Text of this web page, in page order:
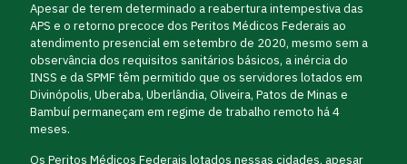
Apesar de terem determinado a reabertura intempestiva das
APS e o retorno precoce dos Peritos Médicos Federais ao
atendimento presencial em setembro de 2020, mesmo sem a
observância dos requisitos sanitários básicos, a inércia do
INSS e da SPMF têm permitido que os servidores lotados em
Divinópolis, Uberaba, Uberlândia, Oliveira, Patos de Minas e
Bambuí permaneçam em regime de trabalho remoto há 4
meses.
Os Peritos Médicos Federais lotados nessas cidades, apesar